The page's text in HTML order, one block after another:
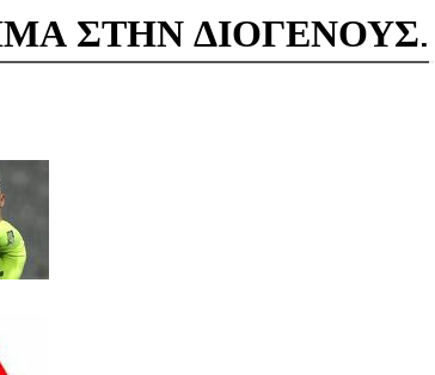
ΣΤΗΝ ΔΙΟΓΕΝΟΥΣ.